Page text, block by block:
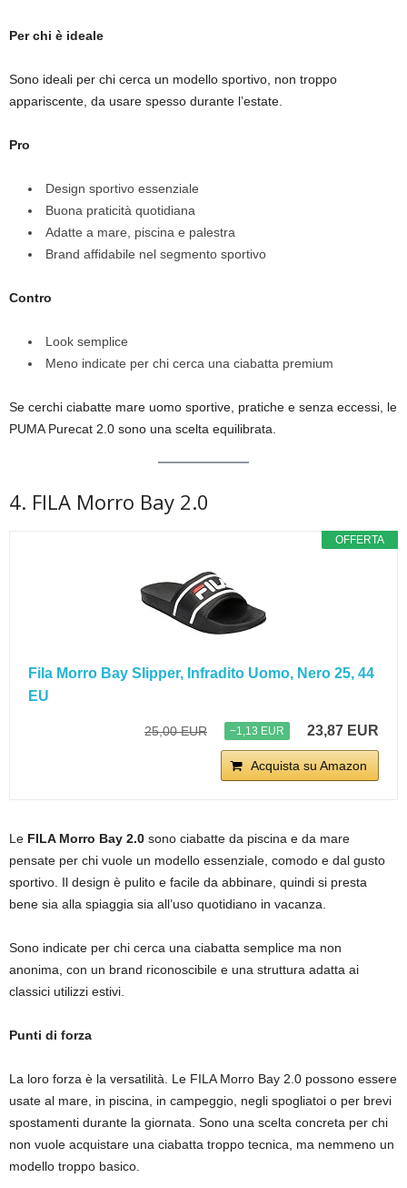
Per chi è ideale
Sono ideali per chi cerca un modello sportivo, non troppo
appariscente, da usare spesso durante l’estate.
Pro
Design sportivo essenziale
Buona praticità quotidiana
Adatte a mare, piscina e palestra
Brand affidabile nel segmento sportivo
Contro
Look semplice
Meno indicate per chi cerca una ciabatta premium
Se cerchi ciabatte mare uomo sportive, pratiche e senza eccessi, le
PUMA Purecat 2.0 sono una scelta equilibrata.
4. FILA Morro Bay 2.0
OFFERTA
Fila Morro Bay Slipper, Infradito Uomo, Nero 25, 44
EU
25,00 EUR −1,13 EUR 23,87 EUR
Acquista su Amazon
Le FILA Morro Bay 2.0 sono ciabatte da piscina e da mare
pensate per chi vuole un modello essenziale, comodo e dal gusto
sportivo. Il design è pulito e facile da abbinare, quindi si presta
bene sia alla spiaggia sia all’uso quotidiano in vacanza.
Sono indicate per chi cerca una ciabatta semplice ma non
anonima, con un brand riconoscibile e una struttura adatta ai
classici utilizzi estivi.
Punti di forza
La loro forza è la versatilità. Le FILA Morro Bay 2.0 possono essere
usate al mare, in piscina, in campeggio, negli spogliatoi o per brevi
spostamenti durante la giornata. Sono una scelta concreta per chi
non vuole acquistare una ciabatta troppo tecnica, ma nemmeno un
modello troppo basico.